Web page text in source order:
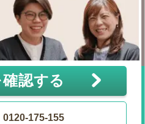
認する
0120-175-155